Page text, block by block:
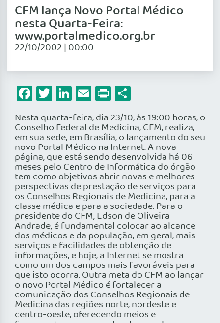
CFM lança Novo Portal Médico
nesta Quarta-Feira:
www.portalmedico.org.br
22/10/2002 | 00:00
Facebook
Twitter
LinkedIn
Email
Print
Nesta quarta-feira, dia 23/10, às 19:00 horas, o
Conselho Federal de Medicina, CFM, realiza,
em sua sede, em Brasília, o lançamento do seu
novo Portal Médico na Internet. A nova
página, que está sendo desenvolvida há 06
meses pelo Centro de Informática do órgão
tem como objetivos abrir novas e melhores
perspectivas de prestação de serviços para
os Conselhos Regionais de Medicina, para a
classe médica e para a sociedade. Para o
presidente do CFM, Edson de Oliveira
Andrade, é fundamental colocar ao alcance
dos médicos e da população, em geral, mais
serviços e facilidades de obtenção de
informações, e hoje, a Internet se mostra
como um dos campos mais favoráveis para
que isto ocorra. Outra meta do CFM ao lançar
o novo Portal Médico é fortalecer a
comunicação dos Conselhos Regionais de
Medicina das regiões norte, nordeste e
centro-oeste, oferecendo meios e